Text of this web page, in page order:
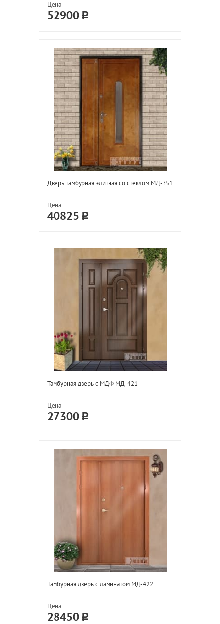
Цена
52900
Дверь тамбурная элитная со стеклом МД-351
Цена
40825
Тамбурная дверь с МДФ МД-421
Цена
27300
Тамбурная дверь с ламинатом МД-422
Цена
28450